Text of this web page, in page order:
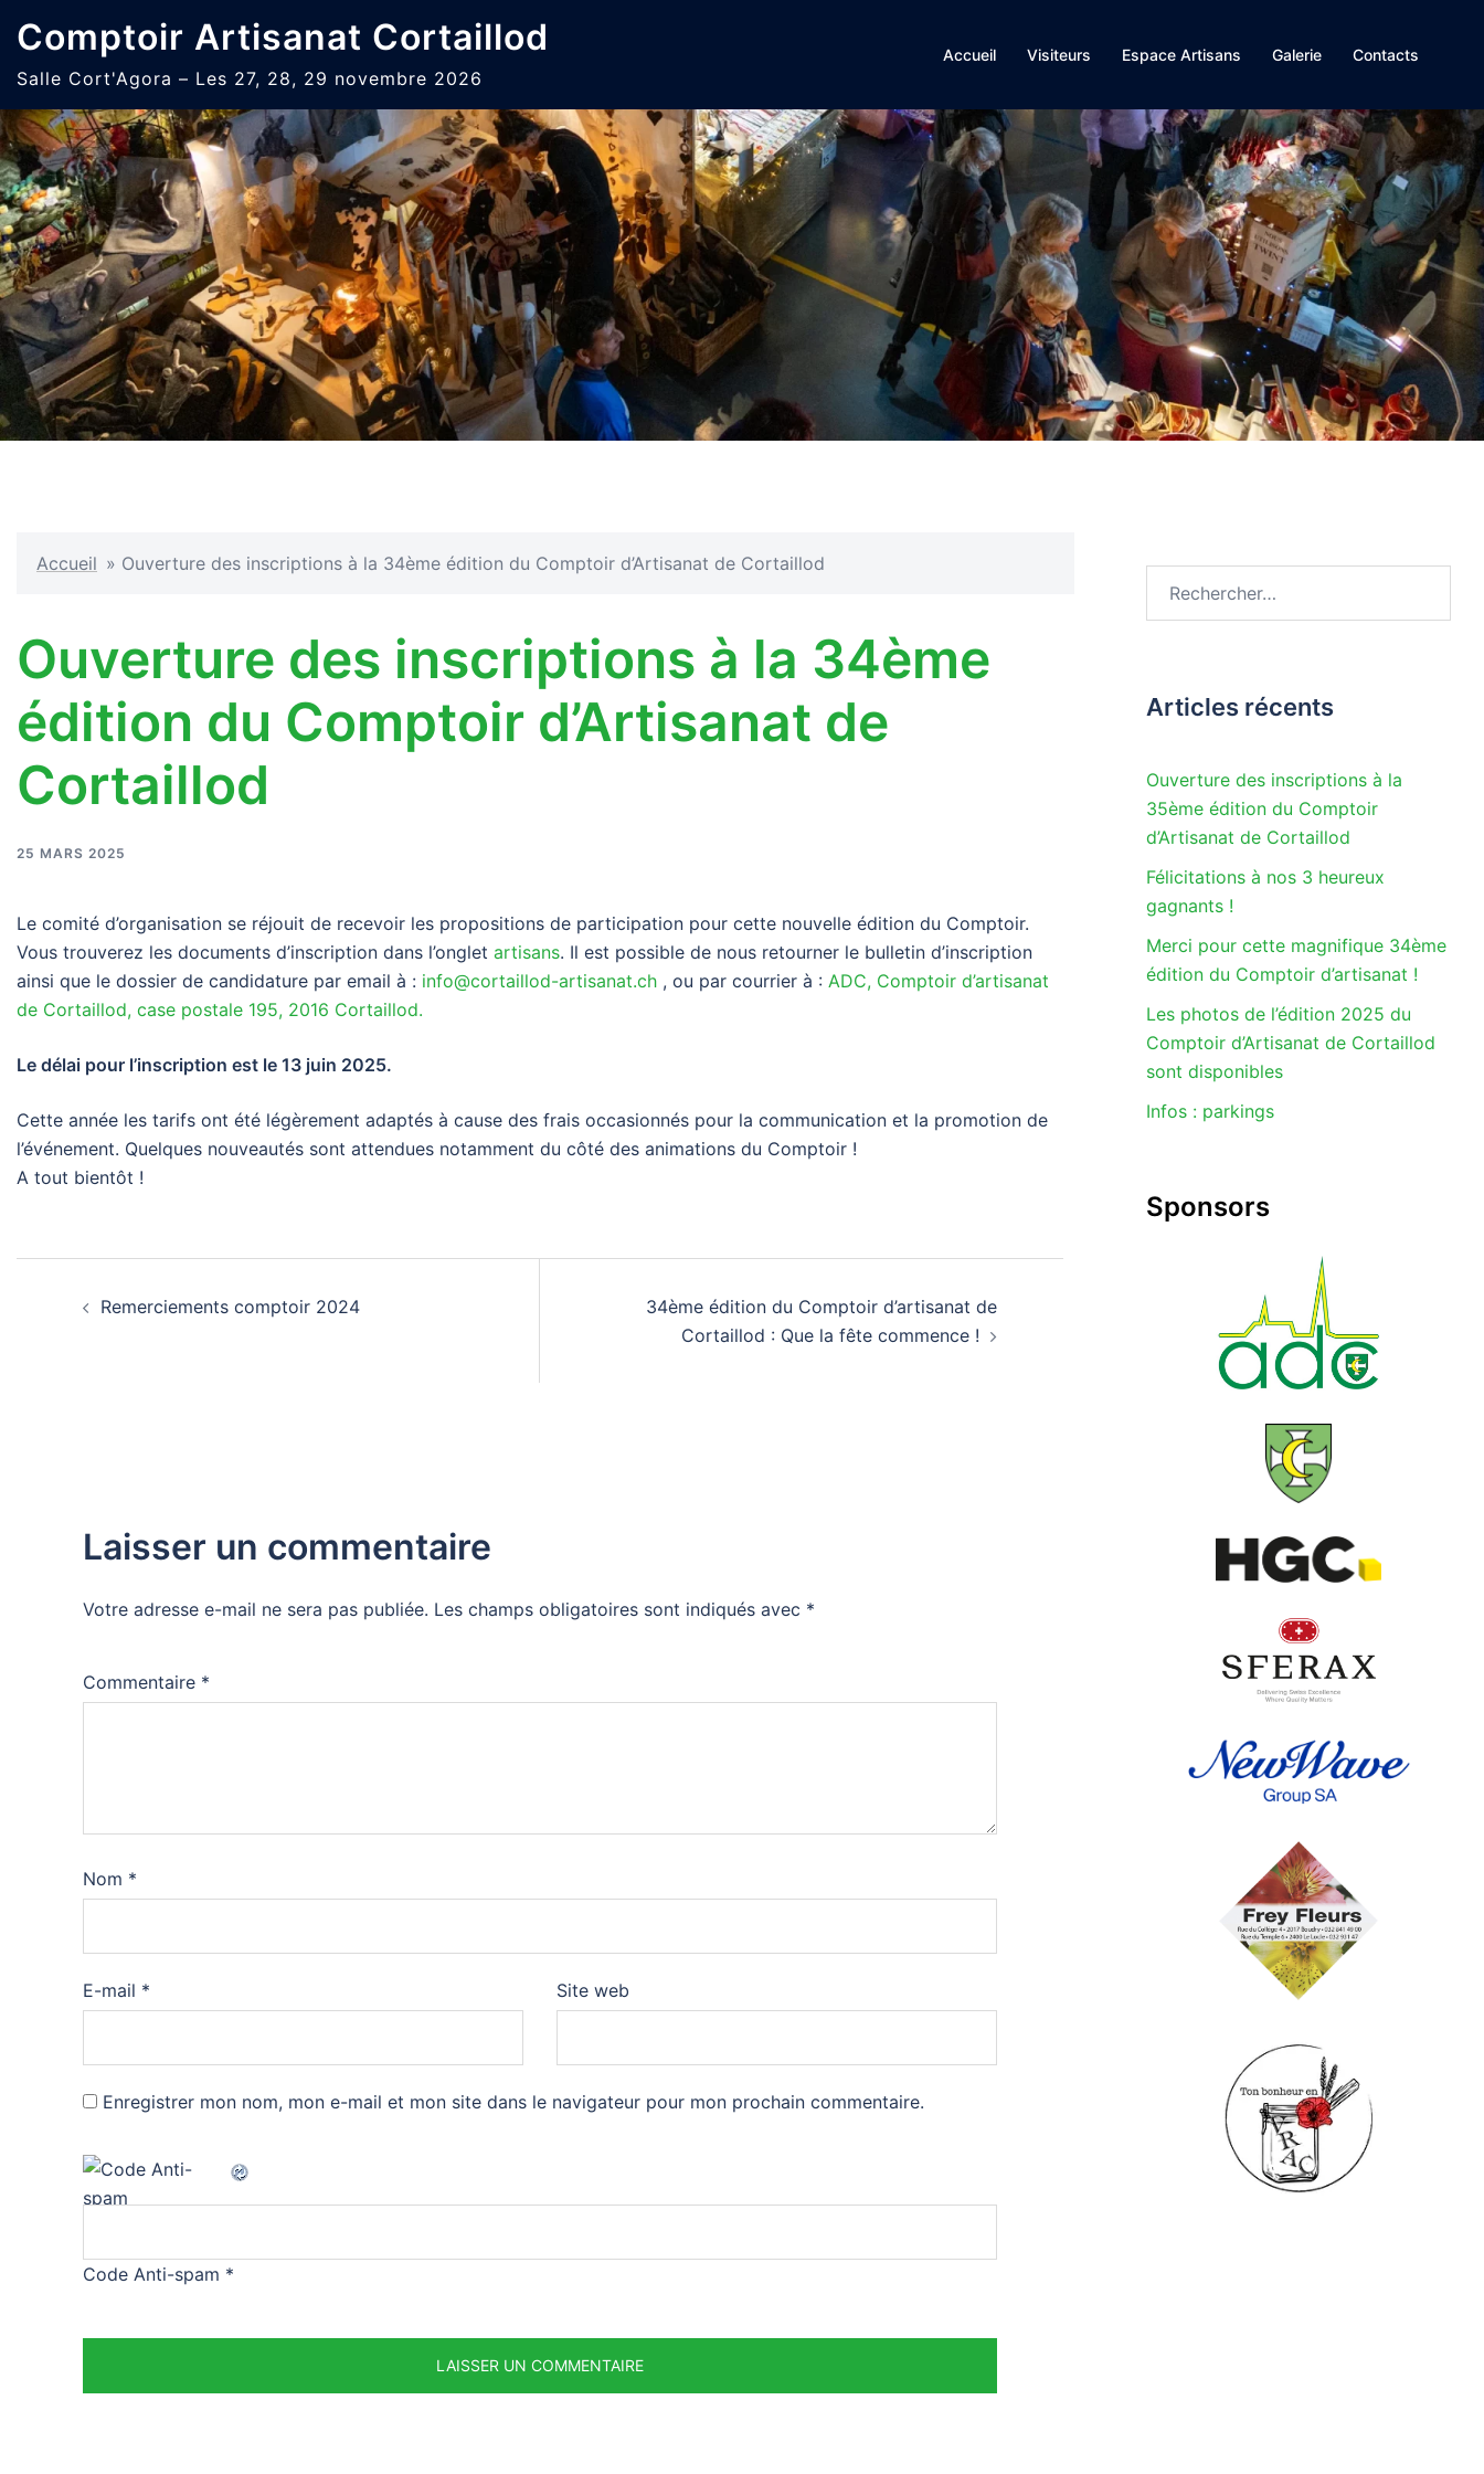
au
contenu
Comptoir Artisanat Cortaillod
Salle Cort'Agora – Les 27, 28, 29 novembre 2026
Accueil Visiteurs Espace Artisans Galerie Contacts
Accueil » Ouverture des inscriptions à la 34ème édition du Comptoir d’Artisanat de Cortaillod
Ouverture des inscriptions à la 34ème
édition du Comptoir d’Artisanat de
Cortaillod
25 MARS 2025
Le comité d’organisation se réjouit de recevoir les propositions de participation pour cette nouvelle édition du Comptoir.
Vous trouverez les documents d’inscription dans l’onglet artisans. Il est possible de nous retourner le bulletin d’inscription
ainsi que le dossier de candidature par email à : info@cortaillod-artisanat.ch , ou par courrier à : ADC, Comptoir d’artisanat
de Cortaillod, case postale 195, 2016 Cortaillod.
Le délai pour l’inscription est le 13 juin 2025.
Cette année les tarifs ont été légèrement adaptés à cause des frais occasionnés pour la communication et la promotion de
l’événement. Quelques nouveautés sont attendues notamment du côté des animations du Comptoir !
A tout bientôt !
d’article
Remerciements comptoir 2024
34ème édition du Comptoir d’artisanat de
Cortaillod : Que la fête commence !
Laisser un commentaire
Votre adresse e-mail ne sera pas publiée. Les champs obligatoires sont indiqués avec *
Commentaire *
Nom *
E-mail * Site web
Enregistrer mon nom, mon e-mail et mon site dans le navigateur pour mon prochain commentaire.
Code Anti-spam *
Articles récents
Ouverture des inscriptions à la
35ème édition du Comptoir
d’Artisanat de Cortaillod
Félicitations à nos 3 heureux
gagnants !
Merci pour cette magnifique 34ème
édition du Comptoir d’artisanat !
Les photos de l’édition 2025 du
Comptoir d’Artisanat de Cortaillod
sont disponibles
Infos : parkings
Sponsors